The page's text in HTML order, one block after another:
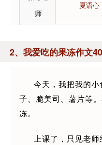
师
夏语心
2、我爱吃的果冻作文
今天，我把我的
子、脆美司、薯片等
冻。
上课了，只见老